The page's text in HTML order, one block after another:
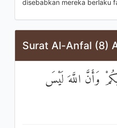
disebabkan mereka berlaku
Surat Al-Anfal (8)
وَأَنَّ اللَّهَ لَيْسَ